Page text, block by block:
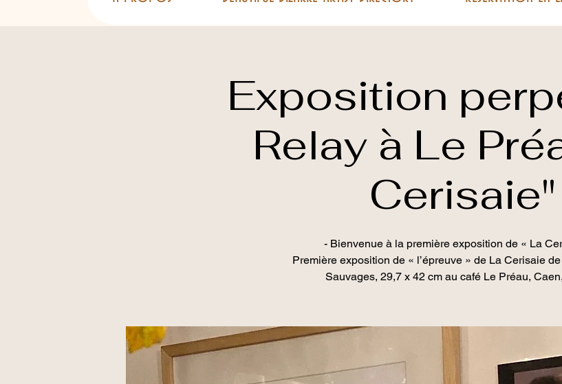
Exposition
Relay à Le
Cerisaie"
- Bienvenue à la première exposition de « La
Première exposition de « l’épreuve » de La Cerisaie
Sauvages, 29,7 x 42 cm au café Le Préau,